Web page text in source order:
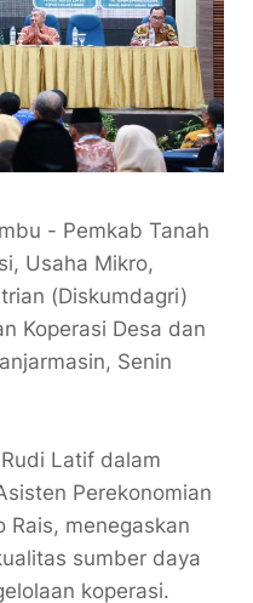
- Pemkab Tanah
Usaha Mikro,
(Diskumdagri)
Koperasi Desa dan
Senin
Latif dalam
Perekonomian
Rais, menegaskan
sumber daya
koperasi.